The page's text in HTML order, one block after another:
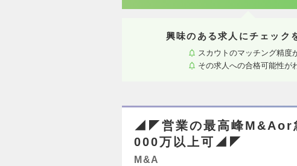
興味のある求人にチェック
スカウトのマッチング精度
その求人への合格可能性が
◢◤営業の最高峰M&Aor
000万以上可◢◤
M&A